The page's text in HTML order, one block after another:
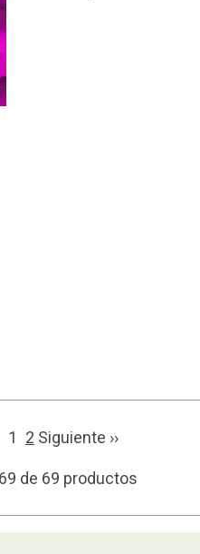
1 2 Siguiente ››
de 69 productos